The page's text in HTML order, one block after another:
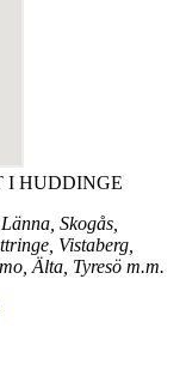
I HUDDINGE
Skogås,
Vistaberg,
Älta, Tyresö m.m.